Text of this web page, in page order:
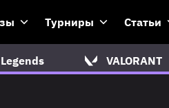
Турниры Статьи
VALORANT